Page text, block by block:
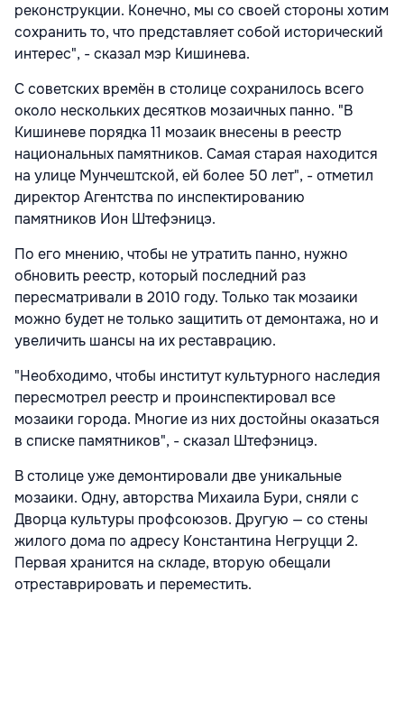
реконструкции. Конечно, мы со своей стороны хотим
сохранить то, что представляет собой исторический
интерес", - сказал мэр Кишинева.
С советских времён в столице сохранилось всего
около нескольких десятков мозаичных панно. "В
Кишиневе порядка 11 мозаик внесены в реестр
национальных памятников. Самая старая находится
на улице Мунчештской, ей более 50 лет", - отметил
директор Агентства по инспектированию
памятников Ион Штефэницэ.
По его мнению, чтобы не утратить панно, нужно
обновить реестр, который последний раз
пересматривали в 2010 году. Только так мозаики
можно будет не только защитить от демонтажа, но и
увеличить шансы на их реставрацию.
"Необходимо, чтобы институт культурного наследия
пересмотрел реестр и проинспектировал все
мозаики города. Многие из них достойны оказаться
в списке памятников", - сказал Штефэницэ.
В столице уже демонтировали две уникальные
мозаики. Одну, авторства Михаила Бури, сняли с
Дворца культуры профсоюзов. Другую — со стены
жилого дома по адресу Константина Негруцци 2.
Первая хранится на складе, вторую обещали
отреставрировать и переместить.